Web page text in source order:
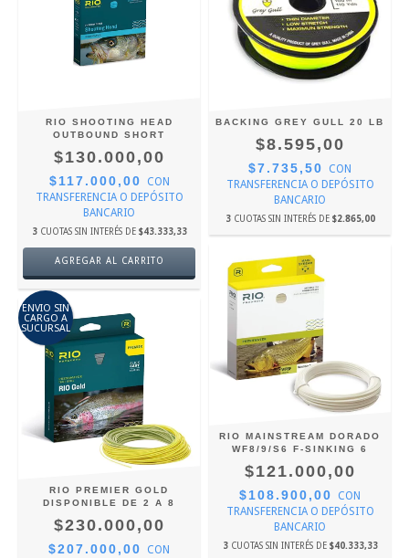
RIO SHOOTING HEAD
OUTBOUND SHORT
$130.000,00
$117.000,00
CON
TRANSFERENCIA O DEPÓSITO
BANCARIO
3 CUOTAS SIN INTERÉS DE $43.333,33
AGREGAR AL CARRITO
BACKING GREY GULL 20 LB
$8.595,00
$7.735,50
CON
TRANSFERENCIA O DEPÓSITO
BANCARIO
3 CUOTAS SIN INTERÉS DE $2.865,00
ENVIO SIN
CARGO A
SUCURSAL
RIO PREMIER GOLD
DISPONIBLE DE 2 A 8
$230.000,00
$207.000,00
CON
RIO MAINSTREAM DORADO
WF8/9/S6 F-SINKING 6
$121.000,00
$108.900,00
CON
TRANSFERENCIA O DEPÓSITO
BANCARIO
3 CUOTAS SIN INTERÉS DE $40.333,33